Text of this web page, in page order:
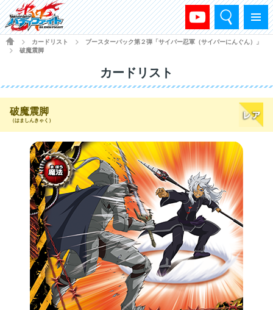
メニュー
検索
HOME
カードリスト
ブースターパック第２弾「サイバー忍軍（サイバーにんぐん）」
破魔震脚
カードリスト
破魔震脚
（はましんきゃく）